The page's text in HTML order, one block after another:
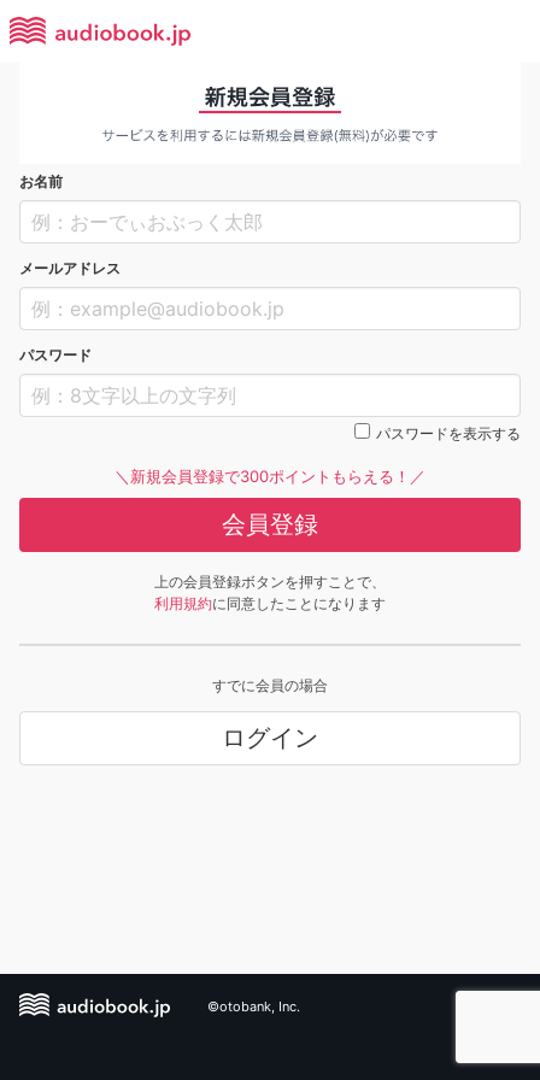
お名前
メールアドレス
パスワード
パスワードを表示する
＼新規会員登録で300ポイントもらえる！／
会員登録
上の会員登録ボタンを押すことで、
利用規約に同意したことになります
すでに会員の場合
ログイン
©otobank, Inc.